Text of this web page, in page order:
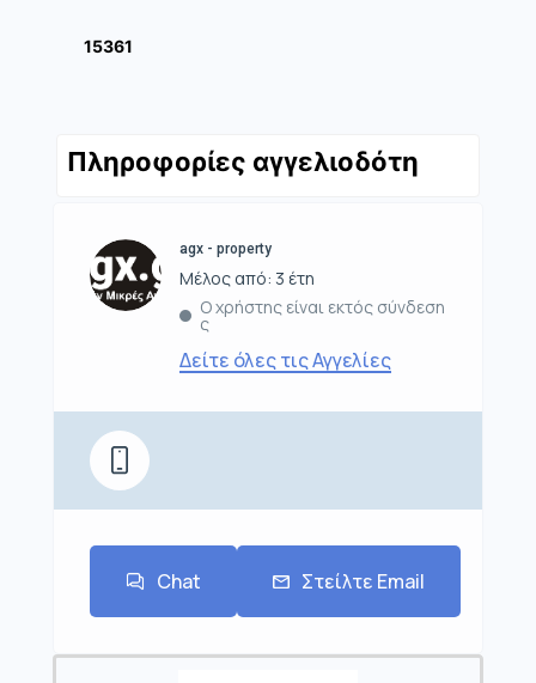
15361
Πληροφορίες αγγελιοδότη
agx - property
Μέλος από: 3 έτη
Ο χρήστης είναι εκτός σύνδεση
ς
Δείτε όλες τις Αγγελίες
Chat Στείλτε Email